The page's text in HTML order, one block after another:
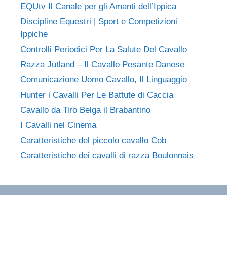
EQUtv Il Canale per gli Amanti dell’Ippica
Discipline Equestri | Sport e Competizioni
Ippiche
Controlli Periodici Per La Salute Del Cavallo
Razza Jutland – Il Cavallo Pesante Danese
Comunicazione Uomo Cavallo, Il Linguaggio
Hunter i Cavalli Per Le Battute di Caccia
Cavallo da Tiro Belga il Brabantino
I Cavalli nel Cinema
Caratteristiche del piccolo cavallo Cob
Caratteristiche dei cavalli di razza Boulonnais